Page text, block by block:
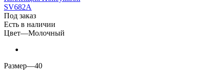
SV682A
Под заказ
Есть в наличии
Цвет—Молочный
Размер—40